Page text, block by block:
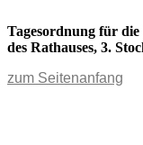
Tagesordnung für
des Rathauses, 3.
zum Seitenanfang